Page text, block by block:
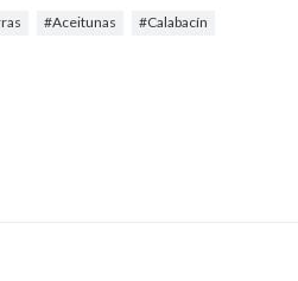
Aceitunas
Calabacín